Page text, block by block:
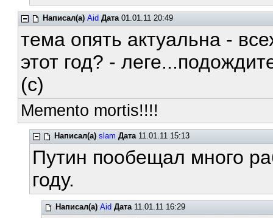
Написал(а) Aid Дата01.01.11 20:49
тема опять актуальна -
этот год? -
(c)
Memento mortis!!!!
Написал(а) slam Дата11.01.11 15:13
Путин пообещал много
году.
Написал(а) Aid Дата11.01.11 16:29